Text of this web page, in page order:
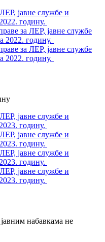
јавне службе и
годину.
за ЛЕР, јавне службе
2022. годину.
за ЛЕР, јавне службе
2022. годину.
јавне службе и
годину.
јавне службе и
годину.
јавне службе и
годину.
јавне службе и
годину.
јавним набавкама не